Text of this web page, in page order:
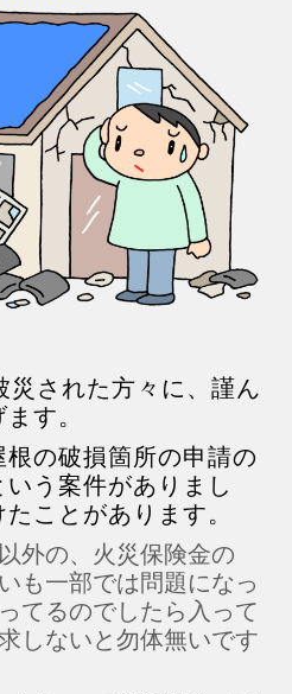
災された方々に、謹ん
す。
の破損箇所の申請の
う案件がありまし
ことがあります。
外の、火災保険金の
も一部では問題になっ
てるのでしたら入って
しないと勿体無いです